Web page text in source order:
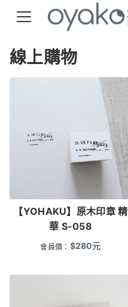
線上購物
【YOHAKU】原木印章 精
華 S-058
會員價： $280元